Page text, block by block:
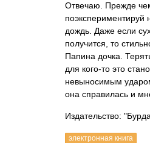
Отвечаю. Прежде
поэкспериментируй
дождь. Даже если
получится, то
Папина дочка.
для кого-то это
невыносимым
она справилась и
Издательство:
электронная книга